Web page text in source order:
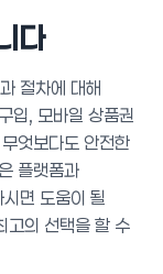
다
절차에 대해
입, 모바일 상품권
엇보다도 안전한
플랫폼과
면 도움이 될
고의 선택을 할 수